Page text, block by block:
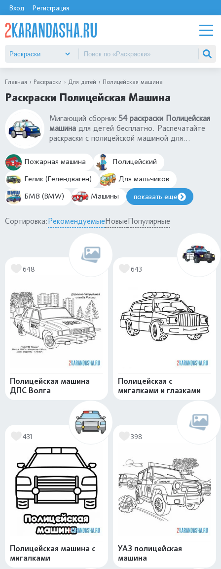
Вход Регистрация
Главная Раскраски Для детей Полицейская машина
Раскраски Полицейская Машина
Мигающий сборник 54 раскраски Полицейская
машина для детей бесплатно. Распечатайте
раскраски с полицейской машиной для
машина для малышей 3-4 года, дошкольников
5-6 лет. Раскраски разные модели полицейской
машины: ППС, ДПС, с мигалками и
проблесковыми маячками. Лучшие раскраски
полицейская машина.
Пожарная машина
Полицейский
Гелик (Гелендваген)
Для мальчиков
БМВ (BMW)
Машины показать еще
Сортировка:РекомендуемыеНовыеПопулярные
648
Полицейская машина
ДПС Волга
643
Полицейская с
мигалками и глазками
431
Полицейская машина с
мигалками
398
УАЗ полицейская
машина